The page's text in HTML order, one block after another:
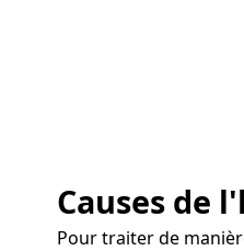
Causes de
Pour traiter de